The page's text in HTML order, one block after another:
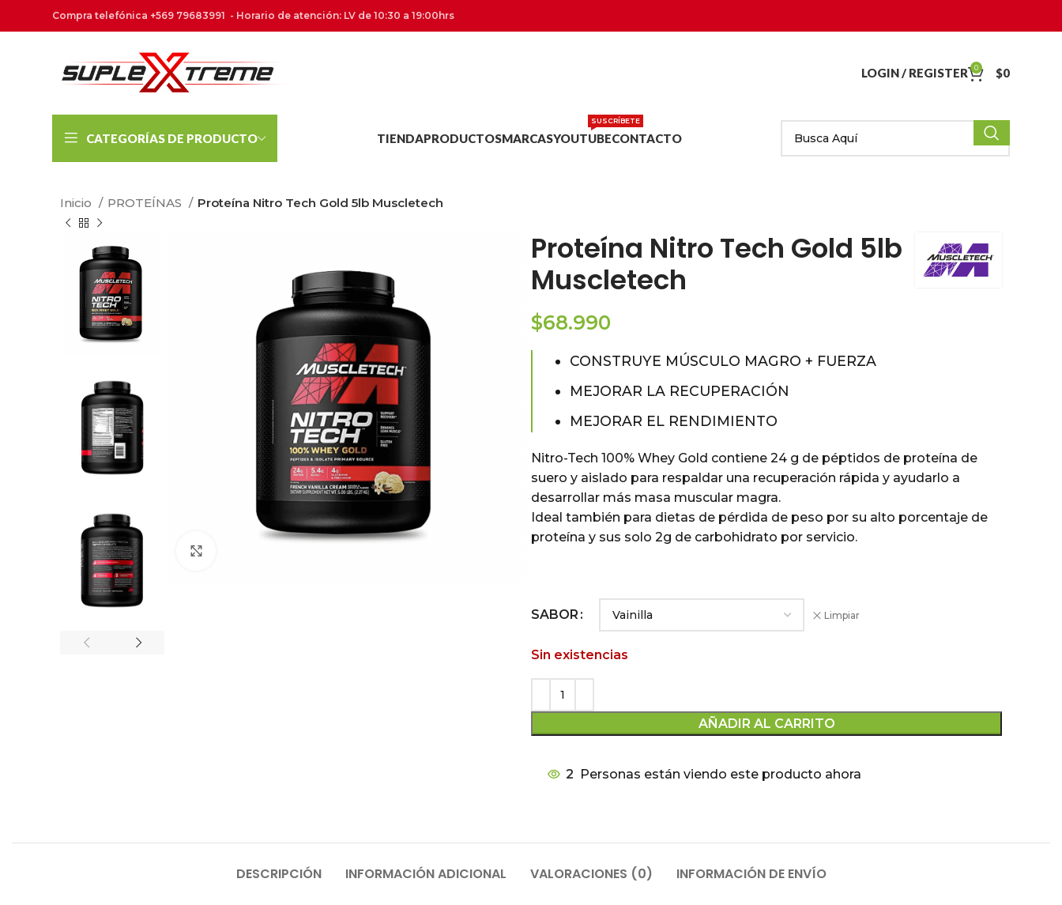
Compra telefónica +569 79683991 - Horario de atención: LV de 10:30 a 19:00hrs
LOGIN / REGISTER 0 $0
CATEGORÍAS DE PRODUCTO TIENDAPRODUCTOSMARCASYOUTUBE
SUSCRÍBETE
CONTACTO
Inicio PROTEÍNAS Proteína Nitro Tech Gold 5lb Muscletech
Proteína Nitro Tech Gold 5lb
Muscletech
$68.990
CONSTRUYE MÚSCULO MAGRO + FUERZA
MEJORAR LA RECUPERACIÓN
MEJORAR EL RENDIMIENTO
Nitro-Tech 100% Whey Gold contiene 24 g de péptidos de proteína de
suero y aislado para respaldar una recuperación rápida y ayudarlo a
desarrollar más masa muscular magra.
Ideal también para dietas de pérdida de peso por su alto porcentaje de
proteína y sus solo 2g de carbohidrato por servicio.
SABOR Limpiar
Sin existencias
AÑADIR AL CARRITO
2 Personas están viendo este producto ahora
DESCRIPCIÓN INFORMACIÓN ADICIONAL VALORACIONES (0) INFORMACIÓN DE ENVÍO